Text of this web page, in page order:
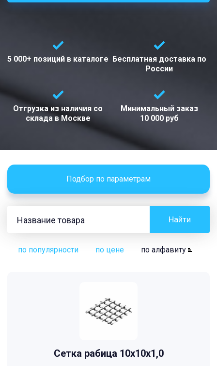
5 000+ позиций в каталоге Бесплатная доставка по
России
Отгрузка из наличия со
склада вМоскве
Минимальный заказ
10 000 руб
Подбор по параметрам
Найти
по популярности по цене по алфавиту
Сетка рабица 10х10х1,0